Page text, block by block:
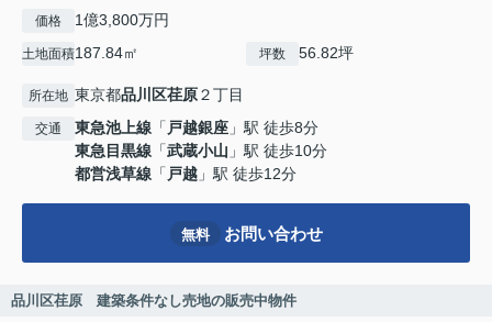
価格 1億3,800万円
土地面積187.84㎡ 坪数 56.82坪
所在地 東京都品川区荏原２丁目
交通 東急池上線 「 戸越銀座 」駅 徒歩8分
東急目黒線 「武蔵小山 」駅 徒歩10分
都営浅草線 「 戸越 」駅 徒歩12分
無料 お問い合わせ
品川区荏原 建築条件なし売地の販売中物件